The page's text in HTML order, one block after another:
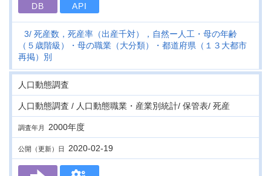
DB API
3 死産数，死産率（出産千対），自然ー人工・母の年齢
（５歳階級）・母の職業（大分類）・都道府県（１３大都市
再掲）別
人口動態調査
人口動態調査 / 人口動態職業・産業別統計/ 保管表/ 死産
調査年月 2000年度
公開（更新）日 2020-02-19